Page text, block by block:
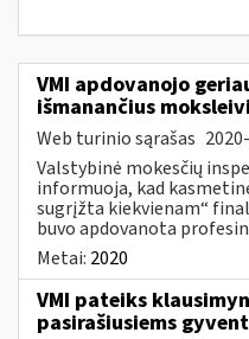
VMI apdovanojo
išmanančius
Web turinio sąrašas
Valstybinė mokesčių
informuoja, kad
sugrįžta kiekvienam“
buvo apdovanota
Metai: 2020
VMI pateiks
pasirašiusiems